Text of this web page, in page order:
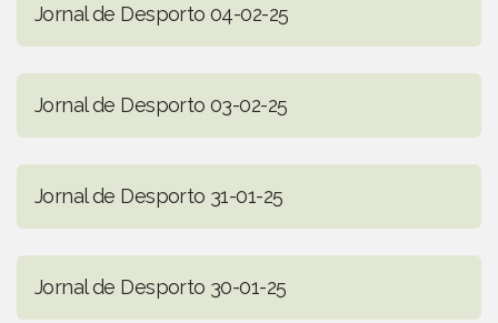
Jornal de Desporto 04-02-25
Jornal de Desporto 03-02-25
Jornal de Desporto 31-01-25
Jornal de Desporto 30-01-25